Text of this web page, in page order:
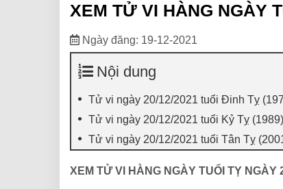
XEM TỬ VI HÀNG NGÀY
Ngày đăng: 19-12-2021
Nội dung
Tử vi ngày 20/12/2021 tuổi Đinh Tỵ
Tử vi ngày 20/12/2021 tuổi Kỷ Tỵ (1989)
Tử vi ngày 20/12/2021 tuổi Tân Tỵ
XEM TỬ VI HÀNG NGÀY TUỔI TỴ NGÀY